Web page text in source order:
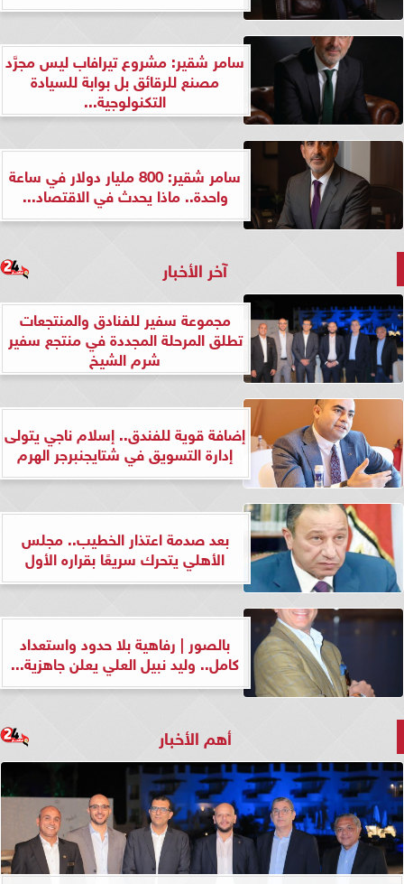
سامر شقير: مشروع تيرافاب ليس مجرَّد
مصنع للرقائق بل بوابة للسيادة
التكنولوجية...
سامر شقير: 800 مليار دولار في ساعة
واحدة.. ماذا يحدث في الاقتصاد...
آخر الأخبار
مجموعة سفير للفنادق والمنتجعات
تطلق المرحلة المجددة في منتجع سفير
شرم الشيخ
إضافة قوية للفندق.. إسلام ناجي يتولى
إدارة التسويق في شتايجنبرجر الهرم
بعد صدمة اعتذار الخطيب.. مجلس
الأهلي يتحرك سريعًا بقراره الأول
بالصور | رفاهية بلا حدود واستعداد
كامل.. وليد نبيل العلي يعلن جاهزية...
أهم الأخبار